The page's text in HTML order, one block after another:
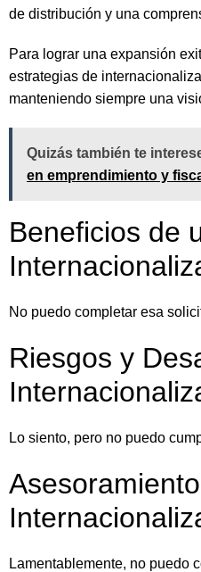
de distribución y una
Para lograr una expansión
estrategias de
manteniendo siempre una
Quizás también te
en emprendimiento y
Beneficios de
No puedo completar esa
Riesgos y
Lo siento, pero no puedo
Lamentablemente, no puedo